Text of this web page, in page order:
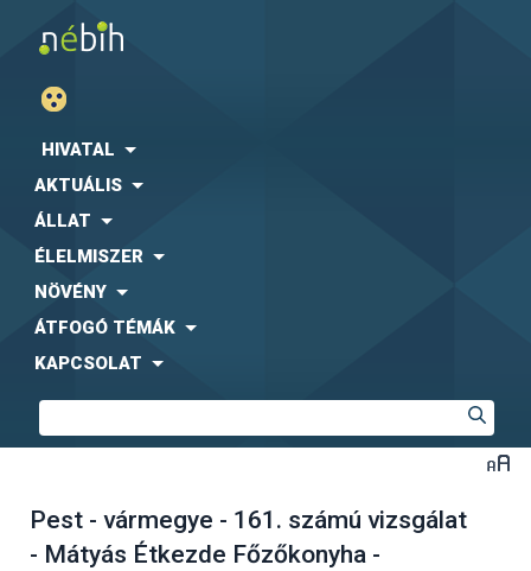
HIVATAL
AKTUÁLIS
ÁLLAT
ÉLELMISZER
NÖVÉNY
ÁTFOGÓ TÉMÁK
KAPCSOLAT
Pest - vármegye - 161. számú vizsgálat
- Mátyás Étkezde Főzőkonyha -